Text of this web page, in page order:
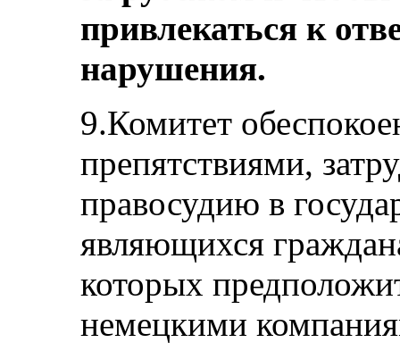
привлекаться к
нарушения.
9.Комитет
препятствиями,
правосудию в
являющихся
которых
немецкими